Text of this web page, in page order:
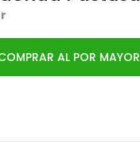
AL POR MAYOR
Login